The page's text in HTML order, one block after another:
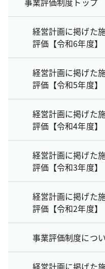
経営計画に掲げた
評価【令和6年度】
経営計画に掲げた
評価【令和5年度】
経営計画に掲げた
評価【令和4年度】
経営計画に掲げた
評価【令和3年度】
経営計画に掲げた
評価【令和2年度】
事業評価制度につ
経営計画に掲げた